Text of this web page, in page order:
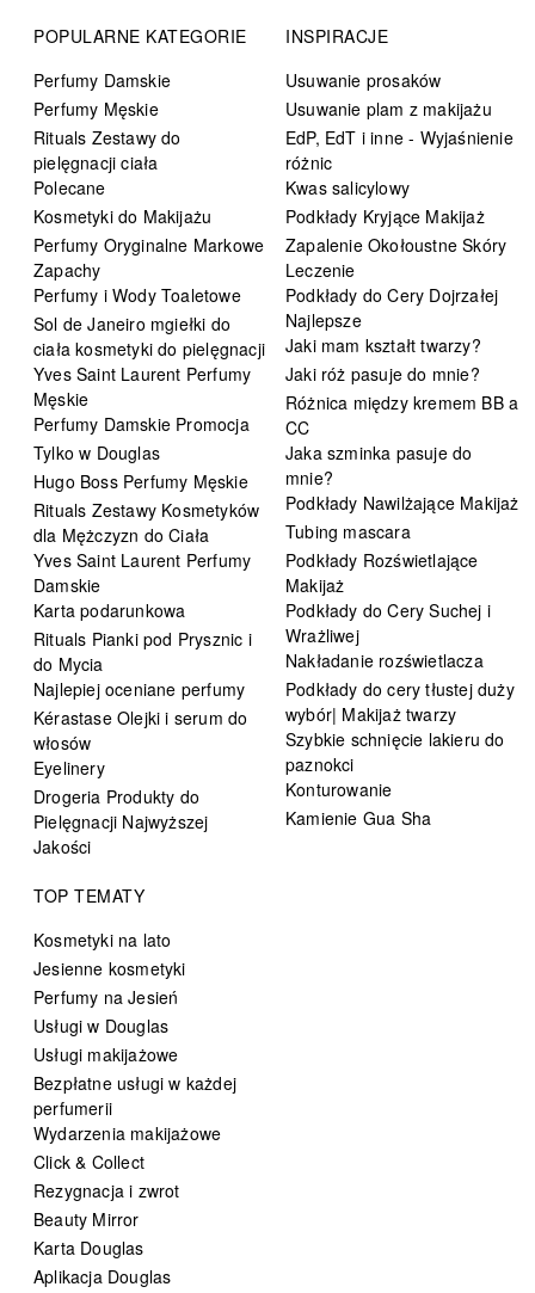
POPULARNE KATEGORIE
Perfumy Damskie
Perfumy Męskie
Rituals Zestawy do
pielęgnacji ciała
Polecane
Kosmetyki do Makijażu
Perfumy Oryginalne Markowe
Zapachy
Perfumy i Wody Toaletowe
Sol de Janeiro mgiełki do
ciała kosmetyki do pielęgnacji
Yves Saint Laurent Perfumy
Męskie
Perfumy Damskie Promocja
Tylko w Douglas
Hugo Boss Perfumy Męskie
Rituals Zestawy Kosmetyków
dla Mężczyzn do Ciała
Yves Saint Laurent Perfumy
Damskie
Karta podarunkowa
Rituals Pianki pod Prysznic i
do Mycia
Najlepiej oceniane perfumy
Kérastase Olejki i serum do
włosów
Eyelinery
Drogeria Produkty do
Pielęgnacji Najwyższej
Jakości
INSPIRACJE
Usuwanie prosaków
Usuwanie plam z makijażu
EdP, EdT i inne - Wyjaśnienie
różnic
Kwas salicylowy
Podkłady Kryjące Makijaż
Zapalenie Okołoustne Skóry
Leczenie
Podkłady do Cery Dojrzałej
Najlepsze
Jaki mam kształt twarzy?
Jaki róż pasuje do mnie?
Różnica między kremem BB a
CC
Jaka szminka pasuje do
mnie?
Podkłady Nawilżające Makijaż
Tubing mascara
Podkłady Rozświetlające
Makijaż
Podkłady do Cery Suchej i
Wrażliwej
Nakładanie rozświetlacza
Podkłady do cery tłustej duży
wybór| Makijaż twarzy
Szybkie schnięcie lakieru do
paznokci
Konturowanie
Kamienie Gua Sha
TOP TEMATY
Kosmetyki na lato
Jesienne kosmetyki
Perfumy na Jesień
Usługi w Douglas
Usługi makijażowe
Bezpłatne usługi w każdej
perfumerii
Wydarzenia makijażowe
Click & Collect
Rezygnacja i zwrot
Beauty Mirror
Karta Douglas
Aplikacja Douglas